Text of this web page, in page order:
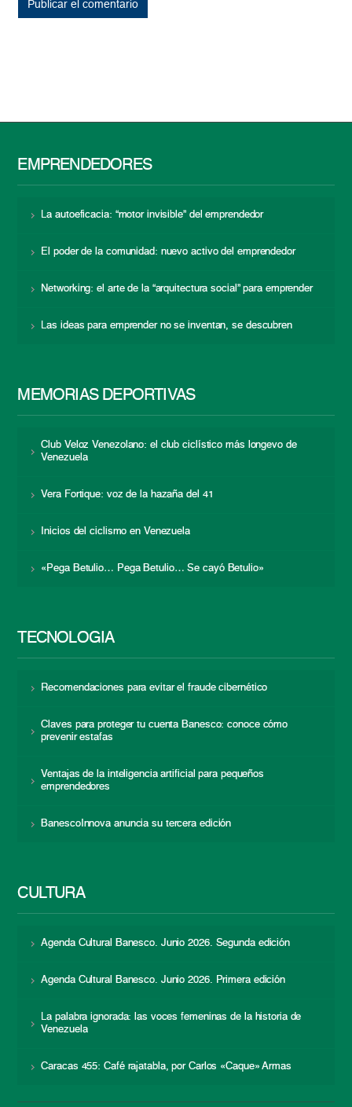
EMPRENDEDORES
La autoeficacia: “motor invisible” del emprendedor
El poder de la comunidad: nuevo activo del emprendedor
Networking: el arte de la “arquitectura social” para emprender
Las ideas para emprender no se inventan, se descubren
MEMORIAS DEPORTIVAS
Club Veloz Venezolano: el club ciclístico más longevo de
Venezuela
Vera Fortique: voz de la hazaña del 41
Inicios del ciclismo en Venezuela
«Pega Betulio… Pega Betulio… Se cayó Betulio»
TECNOLOGÍA
Recomendaciones para evitar el fraude cibernético
Claves para proteger tu cuenta Banesco: conoce cómo
prevenir estafas
Ventajas de la inteligencia artificial para pequeños
emprendedores
BanescoInnova anuncia su tercera edición
CULTURA
Agenda Cultural Banesco. Junio 2026. Segunda edición
Agenda Cultural Banesco. Junio 2026. Primera edición
La palabra ignorada: las voces femeninas de la historia de
Venezuela
Caracas 455: Café rajatabla, por Carlos «Caque» Armas